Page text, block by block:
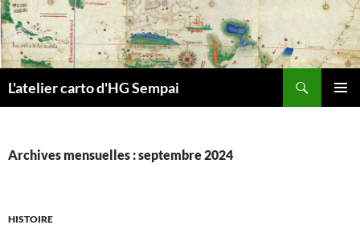
Aller
au
contenu
L'atelier carto d'HG Sempai
Archives mensuelles : septembre 2024
HISTOIRE